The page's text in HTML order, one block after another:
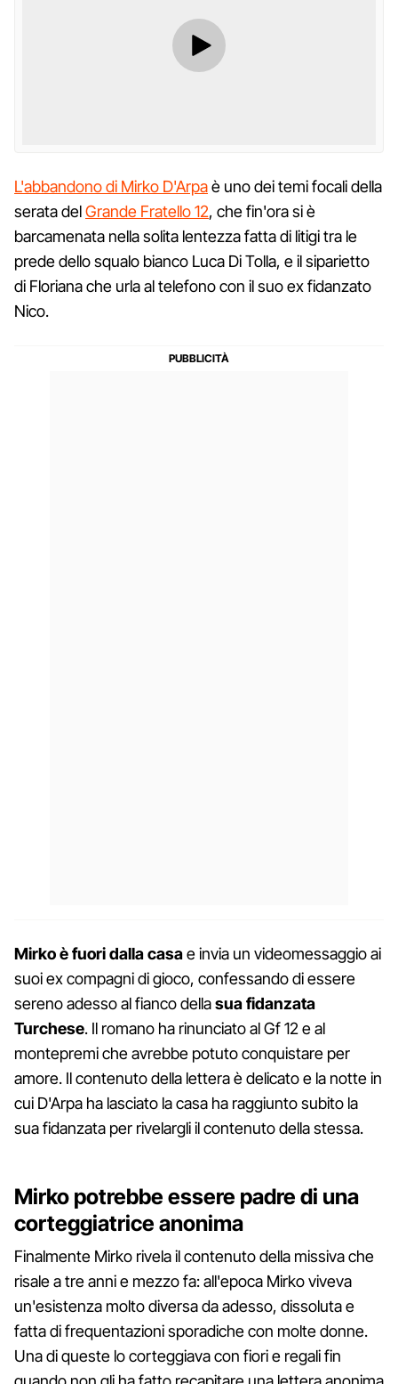
L'abbandono di Mirko D'Arpaè uno dei temi focali della
serata delGrande Fratello 12, che fin'ora si è
barcamenata nella solita lentezza fatta di litigi tra le
prede dello squalo bianco Luca Di Tolla, e il siparietto
di Floriana che urla al telefono con il suo ex fidanzato
Nico.
Mirko è fuori dalla casae invia un videomessaggio ai
suoi ex compagni di gioco, confessando di essere
sereno adesso al fianco dellasua fidanzata
Turchese. Il romano ha rinunciato al Gf 12 e al
montepremi che avrebbe potuto conquistare per
amore. Il contenuto della lettera è delicato e la notte in
cui D'Arpa ha lasciato la casa ha raggiunto subito la
sua fidanzata per rivelargli il contenuto della stessa.
Mirko potrebbe essere padre di una
corteggiatrice anonima
Finalmente Mirko rivela il contenuto della missiva che
risale a tre anni e mezzo fa: all'epoca Mirko viveva
un'esistenza molto diversa da adesso, dissoluta e
fatta di frequentazioni sporadiche con molte donne.
Una di queste lo corteggiava con fiori e regali fin